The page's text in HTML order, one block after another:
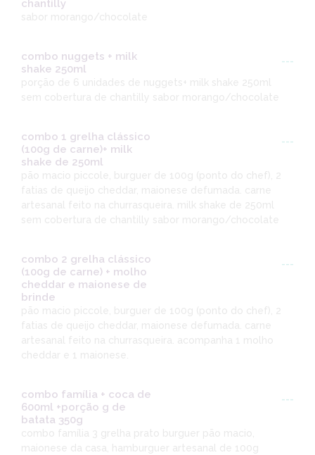
chantilly
sabor morango/chocolate
combo nuggets + milk
shake 250ml
---
porção de 6 unidades de nuggets+ milk shake 250ml
sem cobertura de chantilly sabor morango/chocolate
combo 1 grelha clássico
(100g de carne)+ milk
shake de 250ml
---
pão macio piccole, burguer de 100g (ponto do chef), 2
fatias de queijo cheddar, maionese defumada. carne
artesanal feito na churrasqueira. milk shake de 250ml
sem cobertura de chantilly sabor morango/chocolate
combo 2 grelha clássico
(100g de carne) + molho
cheddar e maionese de
brinde
---
pão macio piccole, burguer de 100g (ponto do chef), 2
fatias de queijo cheddar, maionese defumada. carne
artesanal feito na churrasqueira. acompanha 1 molho
cheddar e 1 maionese.
combo família + coca de
600ml +porção g de
batata 350g
---
combo família 3 grelha prato burguer pão macio,
maionese da casa, hamburguer artesanal de 100g